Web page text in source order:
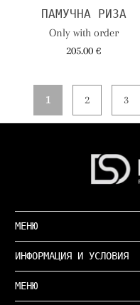
ПАМУЧНА РИЗА
Only with order
205.00 €
1 2 3
МЕНЮ
ИНФОРМАЦИЯ И УСЛОВИЯ
МЕНЮ